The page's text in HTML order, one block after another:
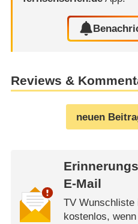
Reviews &
neuen
E-Mail
TV Wunschliste
kostenlos, wenn